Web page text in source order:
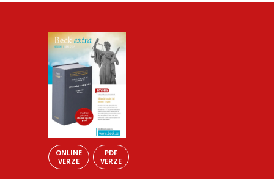
ONLINE
VERZE
PDF
VERZE